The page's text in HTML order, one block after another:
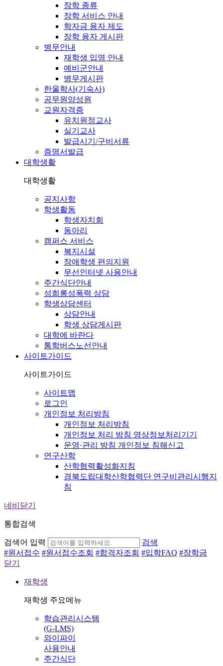
장학 종류
장학 서비스 안내
학자금 융자 제도
장학 융자 게시판
병무안내
재학생 입영 안내
예비군안내
병무게시판
한울학사(기숙사)
공무원양성원
교원자격증
유치원정교사
실기교사
발급시기/구비서류
증명서발급
대학생활
대학생활
공지사항
학생활동
학생자치회
동아리
캠퍼스 서비스
복지시설
장애학생 편의지원
무선인터넷 사용안내
주간식단안내
성희롱성폭력 상담
학생상담센터
상담안내
학생 상담게시판
대학에 바란다
통학버스노선안내
사이트가이드
사이트가이드
사이트맵
로그인
개인정보 처리방침
개인정보 처리방침
개인정보 처리 방침 영상정보처리기기
운영·관리 방침 개인정보 침해신고
연구산학
산학협력활성화지침
경북도립대학산학협력단 연구비관리시행지
침
네비닫기
통합검색
검색어 입력
검색
#원서접수 #원서접수조회 #합격자조회 #입학FAQ #장학금
닫기
재학생
재학생 주요메뉴
학습관리시스템
(G-LMS)
와이파이
사용안내
주간식단